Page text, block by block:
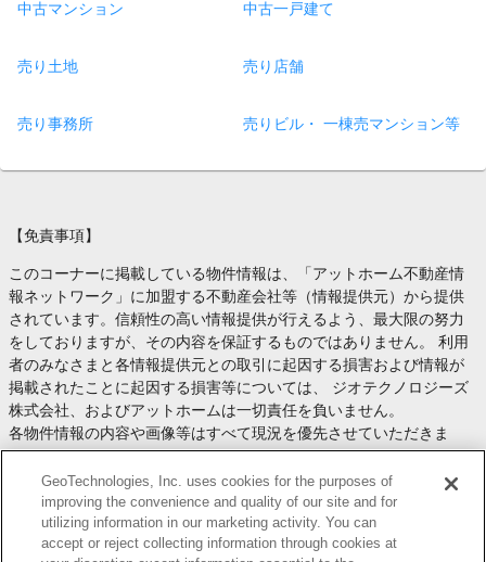
中古マンション 中古一戸建て
売り土地 売り店舗
売り事務所 売りビル・ 一棟売マンション等
【免責事項】
このコーナーに掲載している物件情報は、「アットホーム不動産情
報ネットワーク」に加盟する不動産会社等（情報提供元）から提供
されています。信頼性の高い情報提供が行えるよう、最大限の努力
をしておりますが、その内容を保証するものではありません。 利用
者のみなさまと各情報提供元との取引に起因する損害および情報が
掲載されたことに起因する損害等については、 ジオテクノロジーズ
株式会社、およびアットホームは一切責任を負いません。
各物件情報の内容や画像等はすべて現況を優先させていただきま
す。
お取引等（お取引の準備、資金調達等を含みます）の際には、内容
や契約条件等について、 各情報提供元より十分な説明を受け、ご自
身でご確認の上、判断してください。
このコーナーへの物件情報のご掲載、その他不動産業務ソリューシ
GeoTechnologies, Inc. uses cookies for the purposes of
improving the convenience and quality of our site and for
utilizing information in our marketing activity. You can
accept or reject collecting information through cookies at